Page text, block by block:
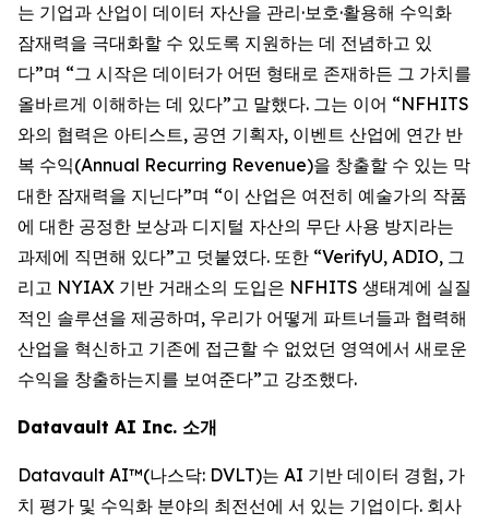
는 기업과 산업이 데이터 자산을 관리·보호·활용해 수익화
잠재력을 극대화할 수 있도록 지원하는 데 전념하고 있
다”며 “그 시작은 데이터가 어떤 형태로 존재하든 그 가치를
올바르게 이해하는 데 있다”고 말했다. 그는 이어 “NFHITS
와의 협력은 아티스트, 공연 기획자, 이벤트 산업에 연간 반
복 수익(Annual Recurring Revenue)을 창출할 수 있는 막
대한 잠재력을 지닌다”며 “이 산업은 여전히 예술가의 작품
에 대한 공정한 보상과 디지털 자산의 무단 사용 방지라는
과제에 직면해 있다”고 덧붙였다. 또한 “VerifyU, ADIO, 그
리고 NYIAX 기반 거래소의 도입은 NFHITS 생태계에 실질
적인 솔루션을 제공하며, 우리가 어떻게 파트너들과 협력해
산업을 혁신하고 기존에 접근할 수 없었던 영역에서 새로운
수익을 창출하는지를 보여준다”고 강조했다.
Datavault AI Inc. 소개
Datavault AI™(나스닥: DVLT)는 AI 기반 데이터 경험, 가
치 평가 및 수익화 분야의 최전선에 서 있는 기업이다. 회사